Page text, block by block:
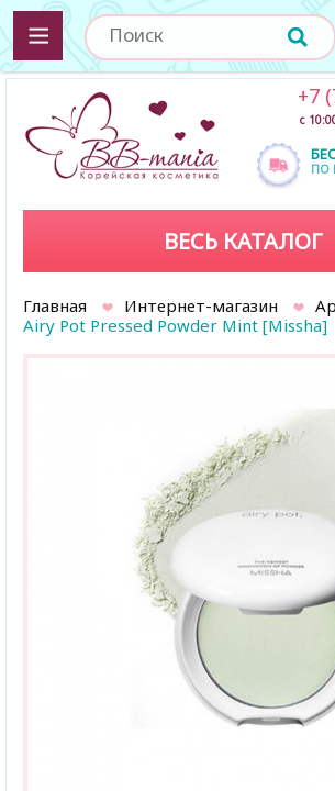
ПО
+7
с
ВЕСЬ КАТАЛОГ
Главная Интернет-магазин
Airy Pot Pressed Powder Mint [Missha]